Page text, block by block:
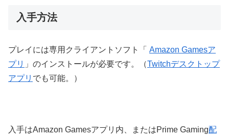
入手方法
プレイには専用クライアントソフト「 Amazon Gamesア
プリ 」のインストールが必要です。（Twitchデスクトップ
アプリ でも可能。）
入手はAmazon Gamesアプリ内、またはPrime Gaming配